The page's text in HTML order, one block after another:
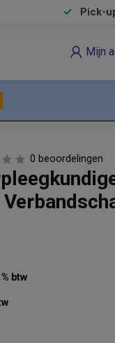
Pick-
Mijn
0 beoordelingen
btw